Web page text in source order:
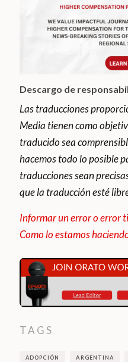
Descargo de
Las traducciones
Media tienen como
traducido sea
hacemos todo lo posible
traducciones sean
que la traducción esté
Informar un error o error
Como lo estamos
TAGS
ADOPCIÓN ARGENTINA